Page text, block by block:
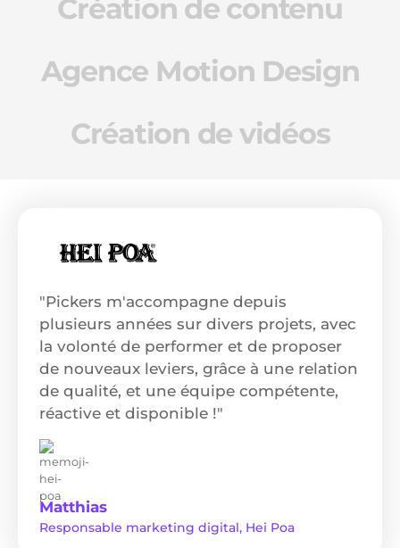
Création de contenu
Agence Motion Design
Création de vidéos
"Pickers m'accompagne depuis
plusieurs années sur divers projets, avec
la volonté de performer et de proposer
de nouveaux leviers, grâce à une relation
de qualité, et une équipe compétente,
réactive et disponible !"
Matthias
Responsable marketing digital, Hei Poa